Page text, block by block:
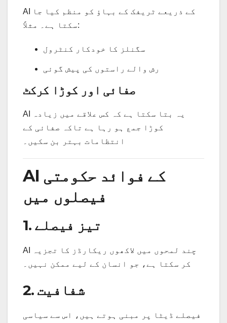
AI کے ذریعے ٹریفک کے بہاؤ کو منظم کیا جا
سکتا ہے۔ مثلاً:
سگنلز کا خودکار کنٹرول
رش والے راستوں کی پیش گوئی
صفائی اور کوڑا کرکٹ
AI یہ بتا سکتا ہے کہ کس علاقے میں زیادہ
کوڑا جمع ہو رہا ہے تاکہ صفائی کے
انتظامات بہتر بن سکیں۔
AI کے فوائد حکومتی
فیصلوں میں
1. تیز فیصلے
AI چند لمحوں میں لاکھوں ریکارڈز کا تجزیہ
کر سکتا ہے، جو انسان کے لیے ممکن نہیں۔
2. شفافیت
فیصلے ڈیٹا پر مبنی ہوتے ہیں، اس سے سیاسی